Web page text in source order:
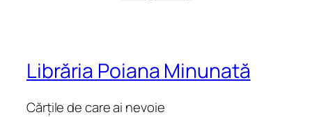
Librăria Poiana Minunată
Cărțile de care ai nevoie